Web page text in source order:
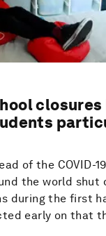
of the COVID-
the world shut
during the first
early on that